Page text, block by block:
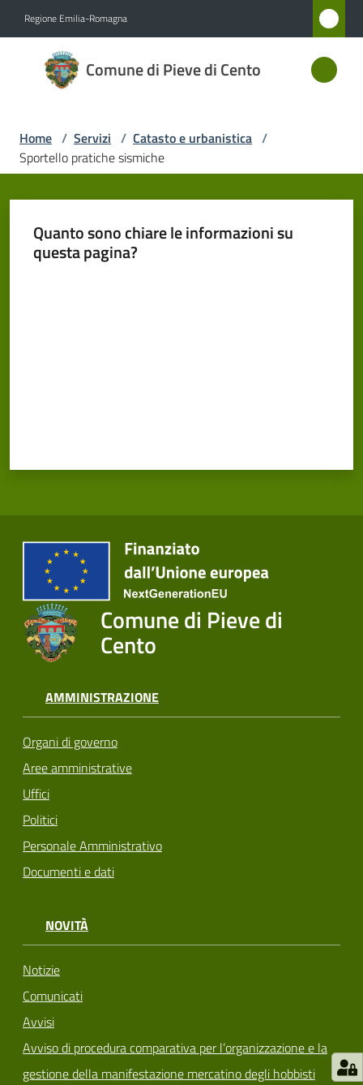
Regione Emilia-Romagna
Comune di Pieve di Cento
Comune
di Pieve
Amministrazione
Servizi
Amministrazione
argomenti...
Seguici
Home / Servizi / Catasto e urbanistica /
Sportello pratiche sismiche
Quanto sono chiare le informazioni su
questa pagina?
Comune di Pieve di
Cento
AMMINISTRAZIONE
Organi di governo
Aree amministrative
Uffici
Politici
Personale Amministrativo
Documenti e dati
NOVITÀ
Notizie
Comunicati
Avvisi
Avviso di procedura comparativa per l’organizzazione e la
gestione della manifestazione mercatino degli hobbisti